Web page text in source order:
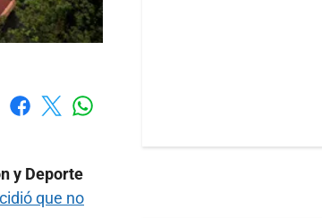
y Deporte
que no